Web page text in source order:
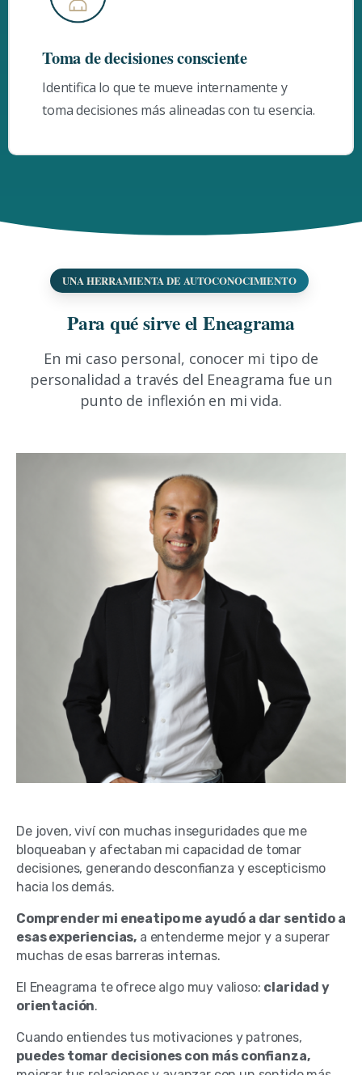
Toma de decisiones consciente
Identifica lo que te mueve internamente y
toma decisiones más alineadas con tu esencia.
UNA HERRAMIENTA DE AUTOCONOCIMIENTO
Paraquésirveel Eneagrama
En mi caso personal, conocer mi tipo de
personalidad a través del Eneagrama fue un
punto de inflexión en mi vida.
De joven, viví con muchas inseguridades que me
bloqueaban y afectaban mi capacidad de tomar
decisiones, generando desconfianza y escepticismo
hacia los demás.
Comprender mi eneatipo me ayudó a dar sentido a
esas experiencias, a entenderme mejor y a superar
muchas de esas barreras internas.
El Eneagrama te ofrece algo muy valioso: claridad y
orientación.
Cuando entiendes tus motivaciones y patrones,
puedes tomar decisiones con más confianza,